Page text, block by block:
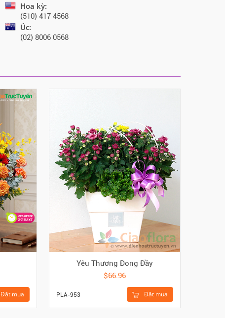
Hoa kỳ:
(510) 417 4568
Úc:
(02) 8006 0568
Đặt mua
Yêu Thương Đong Đầy
$66.96
Đặt mua
PLA-953